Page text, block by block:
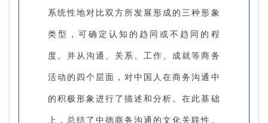
系统性地对比双方所发展形成的三种形象
类型，可确定认知的趋同或不趋同的程
度。并从沟通、关系、工作、成就等商务
活动的四个层面，对中国人在商务沟通中
的积极形象进行了描述和分析。在此基础
上，总结了中德商务沟通的文化关联性。